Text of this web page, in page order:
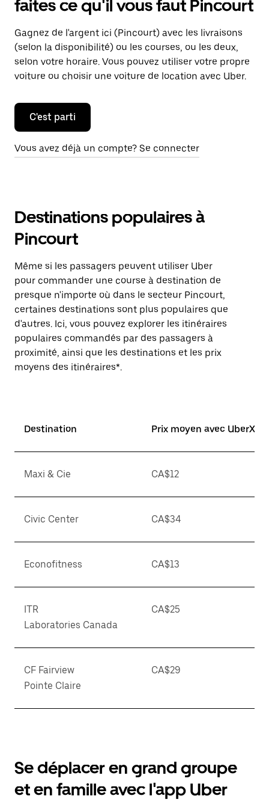
faites ce qu'il vous faut Pincourt
Gagnez de l'argent ici (Pincourt) avec les livraisons
(selon la disponibilité) ou les courses, ou les deux,
selon votre horaire. Vous pouvez utiliser votre propre
voiture ou choisir une voiture de location avec Uber.
C'est parti
Vous avez déjà un compte? Se connecter
Destinations populaires à
Pincourt
Même si les passagers peuvent utiliser Uber
pour commander une course à destination de
presque n'importe où dans le secteur Pincourt,
certaines destinations sont plus populaires que
d'autres. Ici, vous pouvez explorer les itinéraires
populaires commandés par des passagers à
proximité, ainsi que les destinations et les prix
moyens des itinéraires*.
Destination Prix moyen avec UberX*
Maxi & Cie CA$12
Civic Center CA$34
Econofitness CA$13
ITR
Laboratories Canada
CA$25
CF Fairview
Pointe Claire
CA$29
Se déplacer en grand groupe
et en famille avec l'app Uber